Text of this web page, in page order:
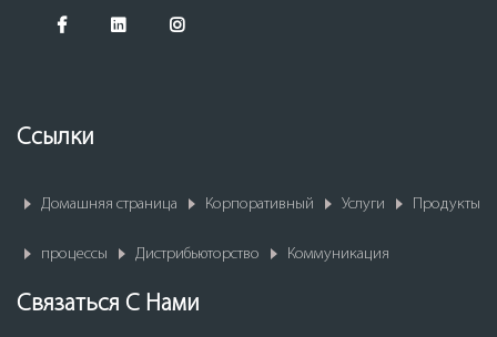
Ссылки
Домашняя страница Корпоративный Услуги Продукты
процессы Дистрибьюторство Коммуникация
Связаться С Нами